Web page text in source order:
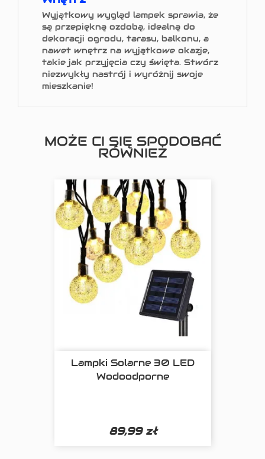
Wyjątkowy wygląd lampek sprawia, że
są przepiękną ozdobą, idealną do
dekoracji ogrodu, tarasu, balkonu, a
nawet wnętrz na wyjątkowe okazje,
takie jak przyjęcia czy święta. Stwórz
niezwykły nastrój i wyróżnij swoje
mieszkanie!
MOŻE CI SIĘ SPODOBAĆ
RÓWNIEŻ
Lampki Solarne 30 LED
Wodoodporne
89,99 zł